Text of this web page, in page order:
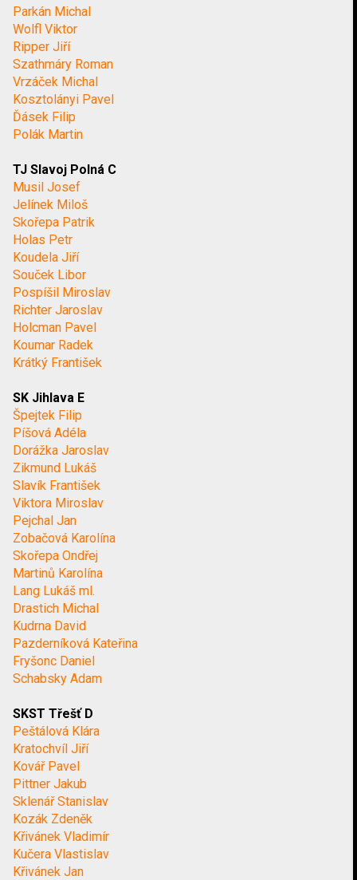
Parkán Michal
Wolfl Viktor
Ripper Jiří
Szathmáry Roman
Vrzáček Michal
Kosztolányi Pavel
Ďásek Filip
Polák Martin
TJ Slavoj Polná C
Musil Josef
Jelínek Miloš
Skořepa Patrik
Holas Petr
Koudela Jiří
Souček Libor
Pospíšil Miroslav
Richter Jaroslav
Holcman Pavel
Koumar Radek
Krátký František
SK Jihlava E
Špejtek Filip
Píšová Adéla
Dorážka Jaroslav
Zikmund Lukáš
Slavík František
Viktora Miroslav
Pejchal Jan
Zobačová Karolína
Skořepa Ondřej
Martinů Karolína
Lang Lukáš ml.
Drastich Michal
Kudrna David
Pazderníková Kateřina
Fryšonc Daniel
Schabsky Adam
SKST Třešť D
Peštálová Klára
Kratochvíl Jiří
Kovář Pavel
Pittner Jakub
Sklenář Stanislav
Kozák Zdeněk
Křivánek Vladimír
Kučera Vlastislav
Křivánek Jan